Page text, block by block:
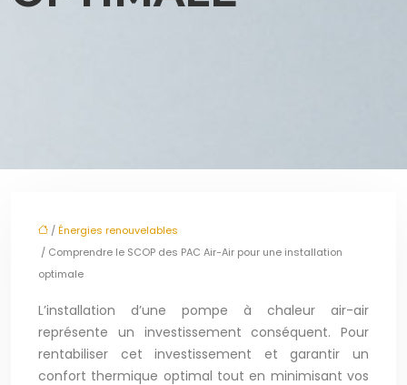
/Énergies renouvelables
/ Comprendre le SCOP des PAC Air-Air pour une installation
optimale
L’installation d’une pompe à chaleur air-air
représente un investissement conséquent. Pour
rentabiliser cet investissement et garantir un
confort thermique optimal tout en minimisant vos